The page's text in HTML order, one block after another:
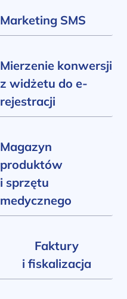
Marketing SMS
Mierzenie konwersji
z widżetu do e-
rejestracji
Magazyn
produktów
i sprzętu
medycznego
Faktury
i fiskalizacja